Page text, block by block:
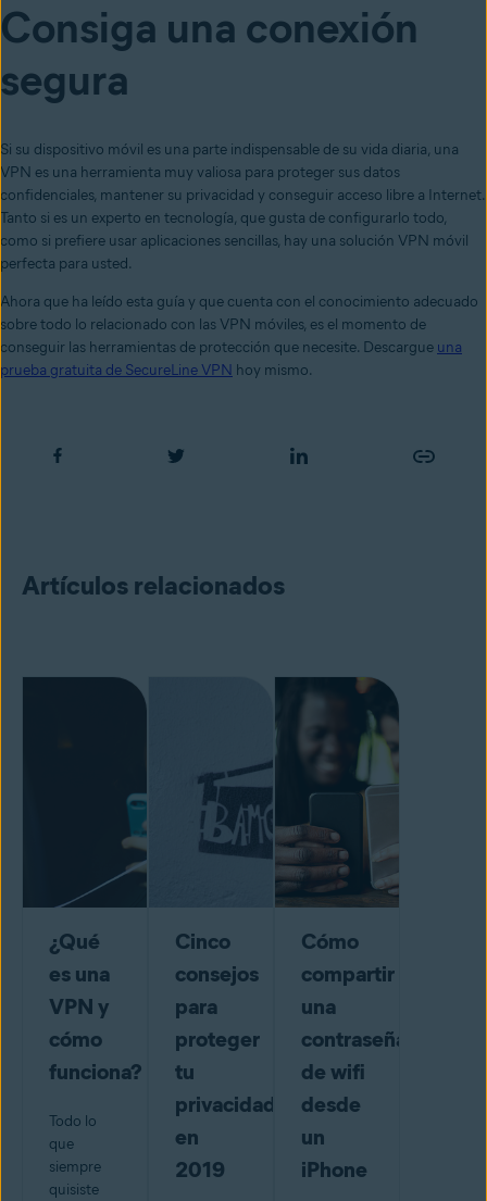
Consiga una conexión
segura
Si su dispositivo móvil es una parte indispensable de su vida diaria, una
VPN es una herramienta muy valiosa para proteger sus datos
confidenciales, mantener su privacidad y conseguir acceso libre a Internet.
Tanto si es un experto en tecnología, que gusta de configurarlo todo,
como si prefiere usar aplicaciones sencillas, hay una solución VPN móvil
perfecta para usted.
Ahora que ha leído esta guía y que cuenta con el conocimiento adecuado
sobre todo lo relacionado con las VPN móviles, es el momento de
conseguir las herramientas de protección que necesite. Descargue una
prueba gratuita de SecureLine VPN hoy mismo.
Artículos relacionados
¿Qué
es una
VPN y
cómo
funciona?
Todo lo
que
siempre
quisiste
Cinco
consejos
para
proteger
tu
privacidad
en
2019
Cómo
compartir
una
contraseña
de wifi
desde
un
iPhone